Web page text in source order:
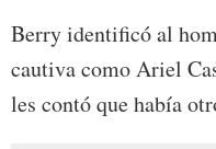
Berry identificó al
cautiva como Ariel
les contó que había